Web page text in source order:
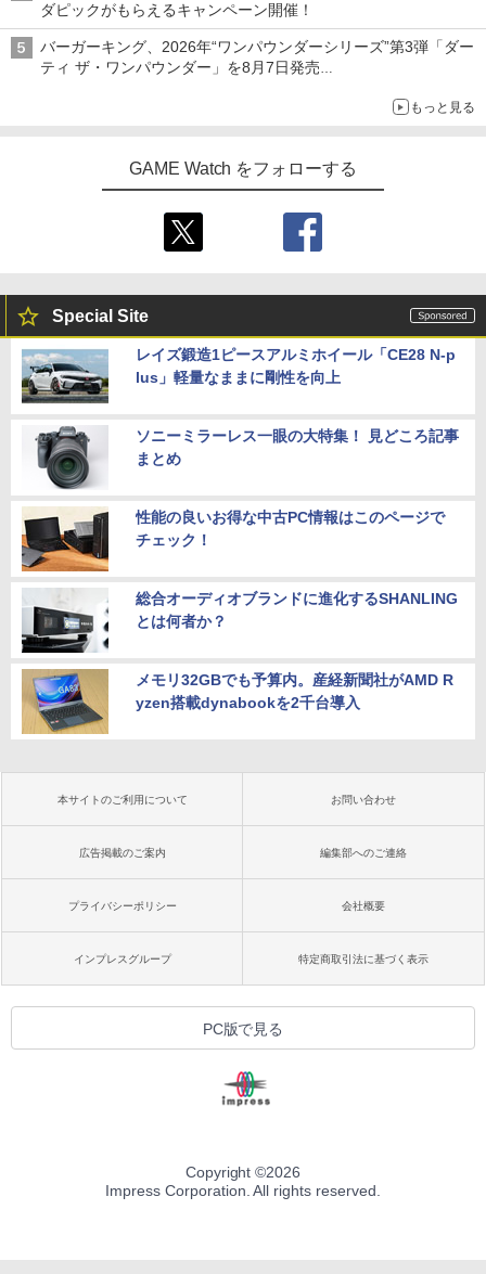
ダピックがもらえるキャンペーン開催！
バーガーキング、2026年“ワンパウンダーシリーズ”第3弾「ダー
ティ ザ・ワンパウンダー」を8月7日発売
もっと見る
GAME Watch をフォローする
Special Site
レイズ鍛造1ピースアルミホイール「CE28 N-p
lus」軽量なままに剛性を向上
ソニーミラーレス一眼の大特集！ 見どころ記事
まとめ
性能の良いお得な中古PC情報はこのページで
チェック！
総合オーディオブランドに進化するSHANLING
とは何者か？
メモリ32GBでも予算内。産経新聞社がAMD R
yzen搭載dynabookを2千台導入
本サイトのご利用について お問い合わせ
広告掲載のご案内 編集部へのご連絡
プライバシーポリシー 会社概要
インプレスグループ 特定商取引法に基づく表示
PC版で見る
Copyright ©2026
Impress Corporation. All rights reserved.